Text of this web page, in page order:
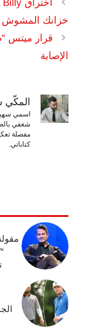
خزانك المشوش
قرار ميتس
الإصابة
اسمي
شغفي
مفصلة
كتاباتي.